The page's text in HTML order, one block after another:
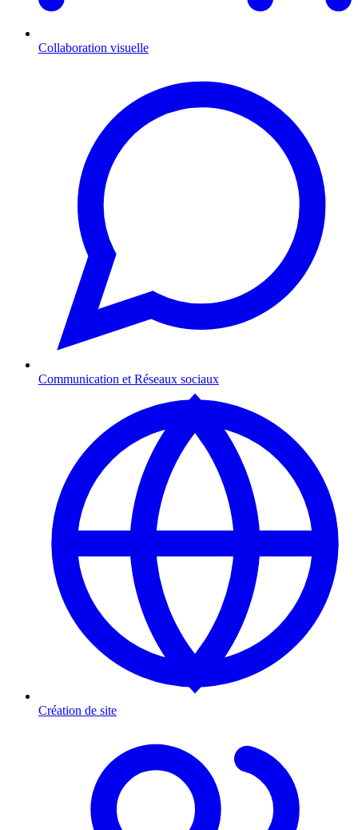
Collaboration visuelle
Communication et Réseaux sociaux
Création de site